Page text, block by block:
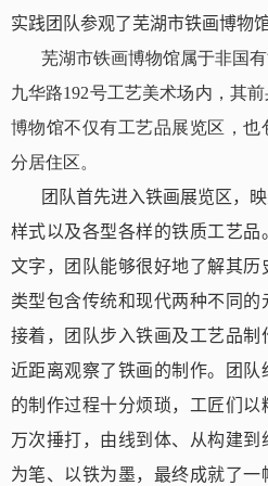
实践团队参观了芜湖市铁画博物馆
芜湖市铁画博物馆属于非国
九华路192号工艺美术场内，其
博物馆不仅有工艺品展览区，
分居住区。
团队首先进入铁画展览区，
样式以及各型各样的铁质工艺
文字，团队能够很好地 了解其
类型包含传统和现代两种不同
接着，团队步入铁画及工艺品制
近距离观察了铁画的制作。团队
的制作过程十分烦琐，工匠们 以
万次捶打，由线到体、从构建
为笔、以铁为墨， 最终成就 了一